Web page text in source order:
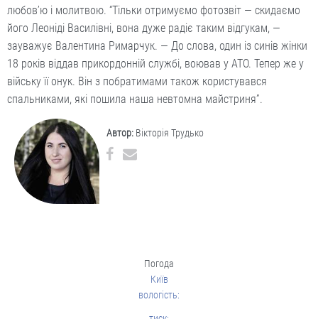
любов’ю і молитвою. “Тільки отримуємо фотозвіт — скидаємо
його Леоніді Василівні, вона дуже радіє таким відгукам, —
зауважує Валентина Римарчук. — До слова, один із синів жінки
18 років віддав прикордонній службі, воював у АТО. Тепер же у
війську її онук. Він з побратимами також користувався
спальниками, які пошила наша невтомна майстриня”.
Автор: Вікторія Трудько
Погода
Київ
вологість: